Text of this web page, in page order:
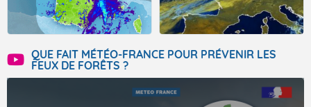
QUE FAIT MÉTÉO-FRANCE POUR PRÉVENIR LES
FEUX DE FORÊTS ?